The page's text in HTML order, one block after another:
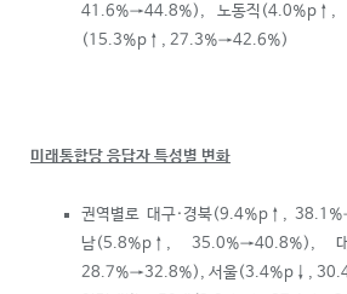
41.6%→44.8%), 노동직(4.0%p ↑ ,
(15.3%p ↑ , 27.3%→42.6%)
미래통합당 응답자 특성별 변화
권역별로 대구·경북(9.4%p ↑ ,
남(5.8%p ↑ , 35.0%→40.8%), 대
28.7%→32.8%), 서울(3.4%p ↓ ,